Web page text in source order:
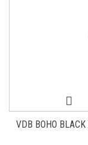
VDB BOHO